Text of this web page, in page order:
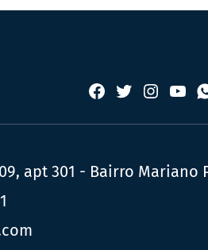
Facebook
Twitter
apt 301 - Bairro Mariano